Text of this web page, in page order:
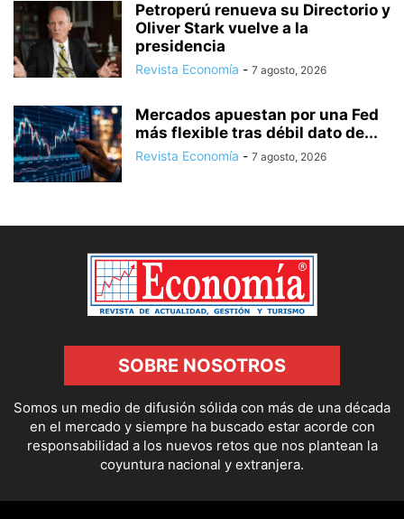
Petroperú renueva su Directorio y
Oliver Stark vuelve a la
presidencia
Revista Economía - 7 agosto, 2026
Mercados apuestan por una Fed
más flexible tras débil dato de...
Revista Economía - 7 agosto, 2026
SOBRE NOSOTROS
Somos un medio de difusión sólida con más de una década
en el mercado y siempre ha buscado estar acorde con
responsabilidad a los nuevos retos que nos plantean la
coyuntura nacional y extranjera.